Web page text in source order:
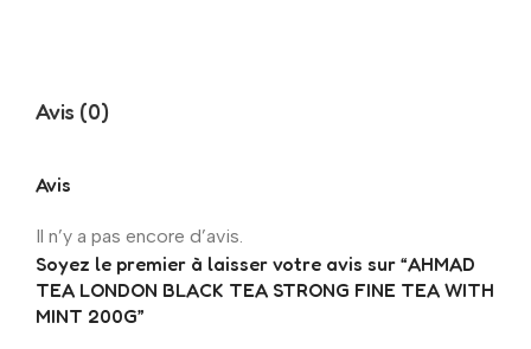
Avis (0)
Avis
Il n’y a pas encore d’avis.
Soyez le premier à laisser votre avis sur “AHMAD
TEA LONDON BLACK TEA STRONG FINE TEA WITH
MINT 200G”